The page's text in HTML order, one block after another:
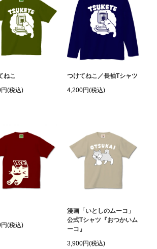
ねこ
(税込)
つけてねこ／長袖Tシャツ
4,200円(税込)
(税込)
漫画「いとしのムーコ」
公式Tシャツ『おつかいム
ーコ』
3,900円(税込)